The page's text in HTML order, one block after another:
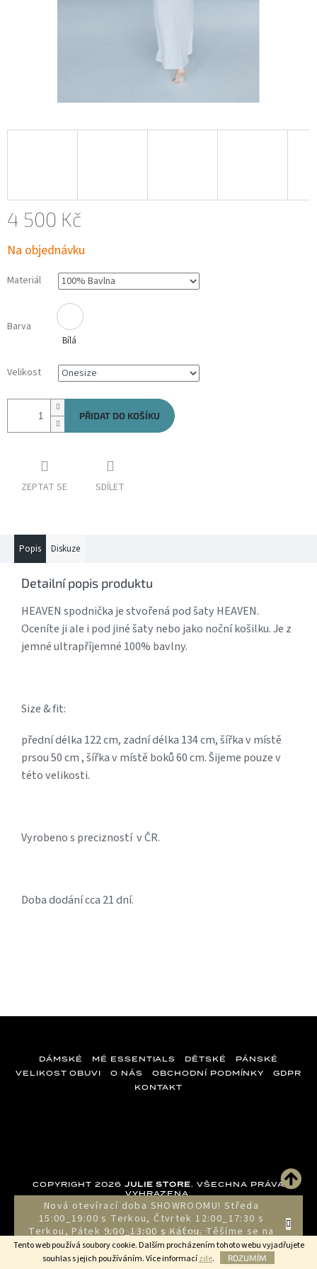
Tento web používá soubory cookie. Dalším procházením tohoto webu vyjadřujete
souhlas s jejich používáním. Více informacízde. ROZUMÍM
Nová otevírací doba SHOWROOMU! Středa
15:00_19:00 s Terkou, Čtvrtek 12:00_17:30 s
Terkou, Pátek 9:00_13:00 s Káťou. Těšíme se na
vás!!!
4 500 Kč
cena:
Na objednávku
Materiál
Barva
Bílá
Velikost
PŘIDAT DO KOŠÍKU
ZEPTAT SE SDÍLET
Popis Diskuze
Detailní popis produktu
HEAVEN spodnička je stvořená pod šaty HEAVEN.
Oceníte ji ale i pod jiné šaty nebo jako noční košilku. Je z
jemné ultrapříjemné 100% bavlny.
Size & fit:
přední délka 122 cm, zadní délka 134 cm, šířka v místě
prsou 50 cm , šířka v místě boků 60 cm. Šijeme pouze v
této velikosti.
Vyrobeno s precizností v ČR.
Doba dodání cca 21 dní.
DÁMSKÉ MÉ ESSENTIALS DĚTSKÉ
PÁNSKÉ
VELIKOST OBUVI
O NÁS OBCHODNÍ PODMÍNKY
GDPR
KONTAKT
VYTVOŘIL SHOPTET
COPYRIGHT 2026 JULIE STORE. VŠECHNA PRÁVA
VYHRAZENA.